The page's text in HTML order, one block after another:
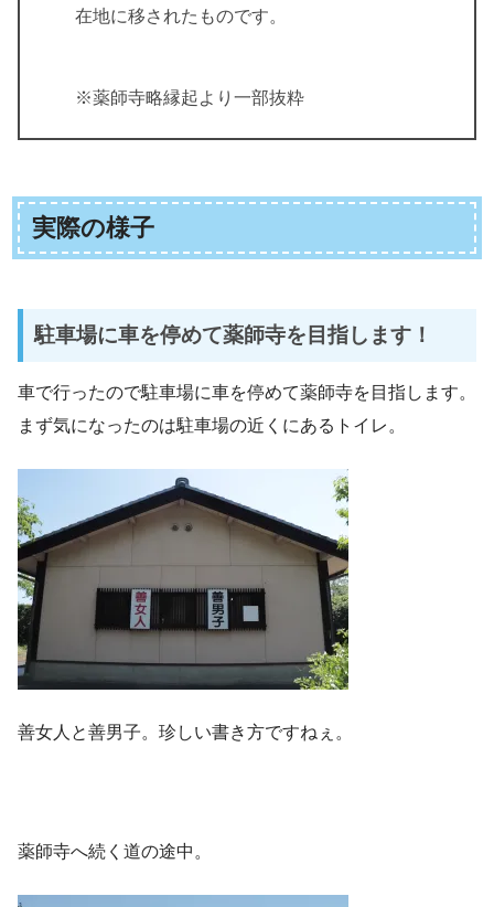
在地に移されたものです。
※薬師寺略縁起より一部抜粋
実際の様子
駐車場に車を停めて薬師寺を目指します！
車で行ったので駐車場に車を停めて薬師寺を目指します。
まず気になったのは駐車場の近くにあるトイレ。
善女人と善男子。珍しい書き方ですねぇ。
薬師寺へ続く道の途中。